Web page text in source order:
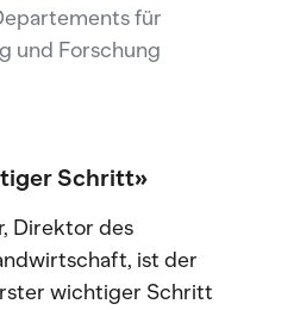
für
und Forschung
Schritt»
Direktor des
ist der
wichtiger Schritt